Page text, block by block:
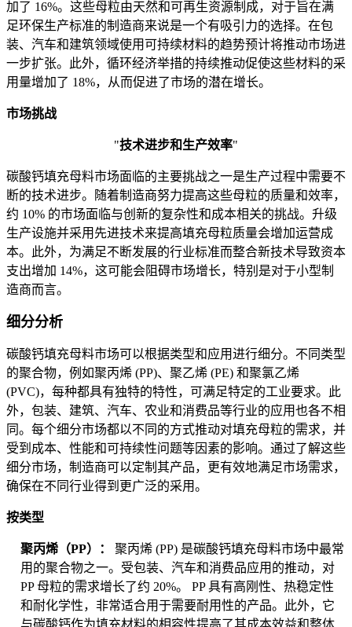
加了 16%。这些母粒由天然和可再生资源制成，对于旨在满
足环保生产标准的制造商来说是一个有吸引力的选择。在包
装、汽车和建筑领域使用可持续材料的趋势预计将推动市场进
一步扩张。此外，循环经济举措的持续推动促使这些材料的采
用量增加了 18%，从而促进了市场的潜在增长。
市场挑战
"技术进步和生产效率"
碳酸钙填充母料市场面临的主要挑战之一是生产过程中需要不
断的技术进步。随着制造商努力提高这些母粒的质量和效率，
约 10% 的市场面临与创新的复杂性和成本相关的挑战。升级
生产设施并采用先进技术来提高填充母粒质量会增加运营成
本。此外，为满足不断发展的行业标准而整合新技术导致资本
支出增加 14%，这可能会阻碍市场增长，特别是对于小型制
造商而言。
细分分析
碳酸钙填充母料市场可以根据类型和应用进行细分。不同类型
的聚合物，例如聚丙烯 (PP)、聚乙烯 (PE) 和聚氯乙烯
(PVC)，每种都具有独特的特性，可满足特定的工业要求。此
外，包装、建筑、汽车、农业和消费品等行业的应用也各不相
同。每个细分市场都以不同的方式推动对填充母粒的需求，并
受到成本、性能和可持续性问题等因素的影响。通过了解这些
细分市场，制造商可以定制其产品，更有效地满足市场需求，
确保在不同行业得到更广泛的采用。
按类型
聚丙烯（PP）： 聚丙烯 (PP) 是碳酸钙填充母料市场中最常
用的聚合物之一。受包装、汽车和消费品应用的推动，对
PP 母粒的需求增长了约 20%。 PP 具有高刚性、热稳定性
和耐化学性，非常适合用于需要耐用性的产品。此外，它